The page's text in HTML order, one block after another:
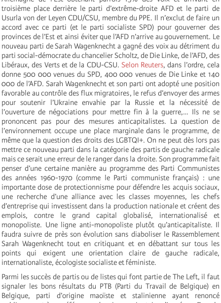
troisième place derrière le parti d’extrême-droite AFD et le parti de
Usurla von der Leyen CDU/CSU, membre du PPE. Il n’exclut de faire un
accord avec ce parti (et le parti socialiste SPD) pour gouverner des
provinces de l’Est et ainsi éviter que l’AFD n’arrive au gouvernement. Le
nouveau parti de Sarah Wagenknecht a gagné des voix au détriment du
parti social-démocrate du chancelier Scholtz, de Die Linke, de l’AFD, des
Libéraux, des Verts et de la CDU-CSU. Selon Reuters, dans l’ordre, cela
donne 500 000 venues du SPD, 400 000 venues de Die Linke et 140
000 de l’AFD. Sarah Wagenknecht et son parti ont adopté une position
favorable au contrôle des flux migratoires, le refus d’envoyer des armes
pour soutenir l’Ukraine envahie par la Russie et la nécessité de
l’ouverture de négociations pour mettre fin à la guerre,… Ils ne se
prononcent pas pour des mesures anticapitalistes. La question de
l’environnement occupe une place marginale dans le programme, de
même que la question des droits des LGBTQI+. On ne peut dès lors pas
mettre ce nouveau parti dans la catégorie des partis de gauche radicale
mais ce serait une erreur de le ranger dans la droite. Son programme fait
penser d’une certaine manière au programme des Parti Communistes
des années 1960-1970 (comme le Parti communiste français) : une
importante dose de protectionnisme pour défendre les acquis sociaux,
une recherche d’une alliance avec les classes moyennes, les chefs
d’entreprise qui investissent dans la production nationale et créent des
emplois, contre le grand capital globalisé, internationalisé et
monopoliste. Une ligne anti-monopoliste plutôt qu’anticapitaliste. Il
faudra suivre de près son évolution sans diaboliser le Rassemblement
Sarah Wagenknecht tout en critiquant et en débattant sur tous les
points qui exigent une orientation claire de gauche radicale,
internationaliste, écologiste socialiste et féministe.
Parmi les succès de partis ou de listes qui font partie de The Left, il faut
signaler les bons résultats du PTB (Parti du Travail de Belgique) en
Belgique, parti d’origine maoïste et stalinienne ayant renoncé